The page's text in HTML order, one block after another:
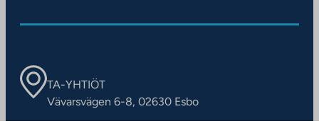
TA-YHTIÖT
Vävarsvägen 6-8, 02630 Esbo